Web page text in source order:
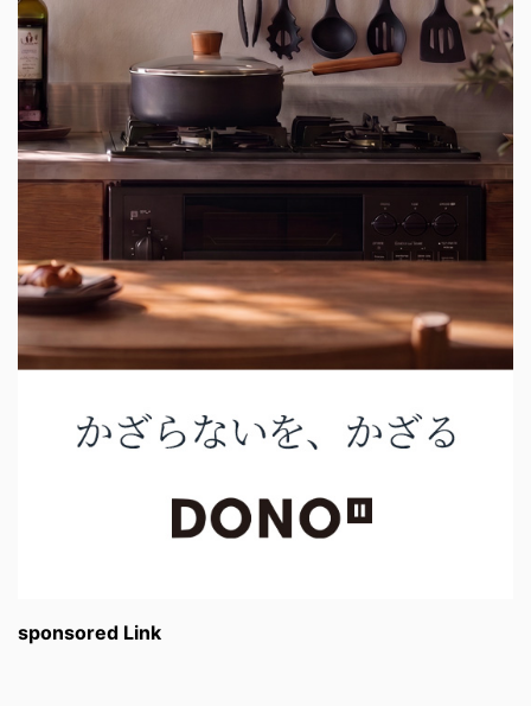
sponsored Link